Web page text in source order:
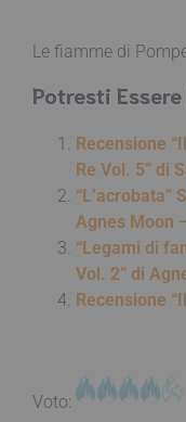
Le fiamme di
Potresti
Recensione
Re Vol. 5” di
“L’acrobata”
Agnes Moon
“Legami di
Vol. 2” di
Recensione
Voto: